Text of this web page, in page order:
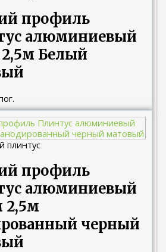
профиль
алюминиевый
Белый
плинтус
профиль
алюминиевый
2,5м
черный